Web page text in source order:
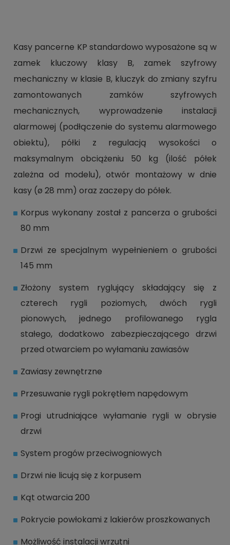
Kasy pancerne KP standardowo wyposażone są w
zamek kluczowy klasy B, zamek szyfrowy
mechaniczny w klasie B, kluczyk do zmiany szyfru
zamontowanych zamków szyfrowych
mechanicznych, wyprowadzenie instalacji
alarmowej (podłączenie do systemu alarmowego
obiektu), półki z regulacją wysokości o
maksymalnym obciążeniu 50 kg (ilość półek
zależna od modelu), otwór montażowy w dnie
kasy (ø 28 mm) oraz zaczepy do półek.
Korpus wykonany został z pancerza o grubości
80 mm
Drzwi ze specjalnym wypełnieniem o grubości
145 mm
Złożony system ryglujący składający się z
czterech rygli poziomych, dwóch rygli
pionowych, jednego profilowanego rygla
stałego, dodatkowo zabezpieczającego drzwi
przed otwarciem po wyłamaniu zawiasów
Zawiasy zewnętrzne
Przesuwanie rygli pokrętłem napędowym
Progi utrudniające wyłamanie rygli w obrysie
drzwi
System progów przeciwogniowych
Drzwi nie licują się z korpusem
Kąt otwarcia 200
Pokrycie powłokami z lakierów proszkowanych
Możliwość instalacji wrzutni